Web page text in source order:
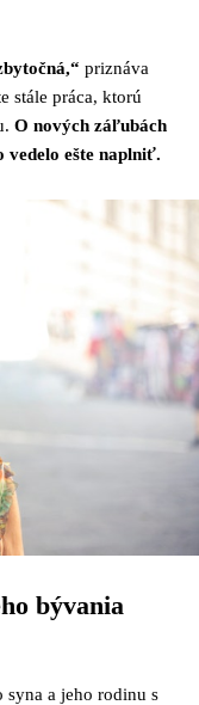
priznáva
stále práca, ktorú
O nových záľubách
vedelo ešte naplniť.
bývania
syna a jeho rodinu s